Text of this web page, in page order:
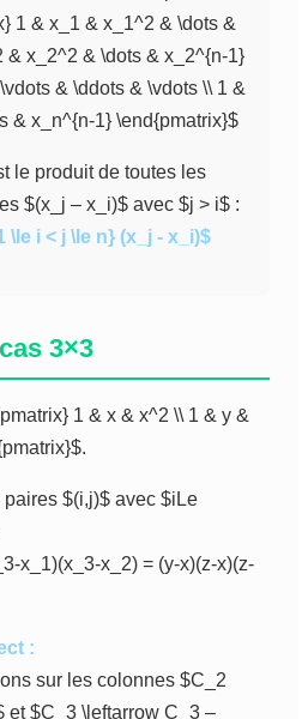
1 & x_1 & x_1^2 & \dots &
& x_2^2 & \dots & x_2^{n-1}
& \ddots & \vdots \\ 1 &
& x_n^{n-1} \end{pmatrix}$
le produit de toutes les
$(x_j – x_i)$ avec $j > i$ :
\le i < j \le n} (x_j - x_i)$
3×3
1 & x & x^2 \\ 1 & y &
paires $(i,j)$ avec $i Le
x_1)(x_3-x_2) = (y-x)(z-x)(z-
:
sur les colonnes $C_2
et $C_3 \leftarrow C_3 –